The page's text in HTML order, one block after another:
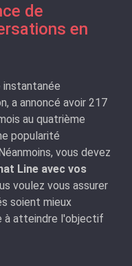
de
en
instantanée
a annoncé avoir 217
au quatrième
popularité
vous devez
Line avec vos
voulez vous assurer
soient mieux
à atteindre l'objectif